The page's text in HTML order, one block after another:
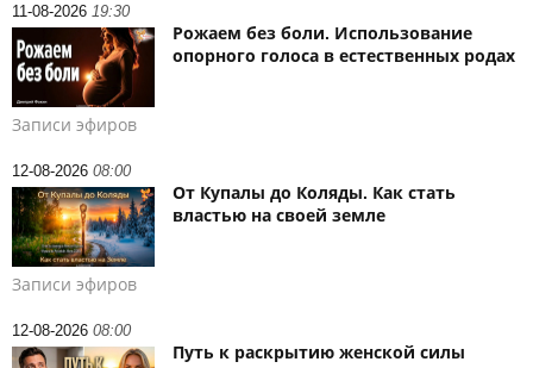
11-08-2026 19:30
Рожаем без боли. Использование
опорного голоса в естественных родах
Записи эфиров
12-08-2026 08:00
От Купалы до Коляды. Как стать
властью на своей земле
Записи эфиров
12-08-2026 08:00
Путь к раскрытию женской силы